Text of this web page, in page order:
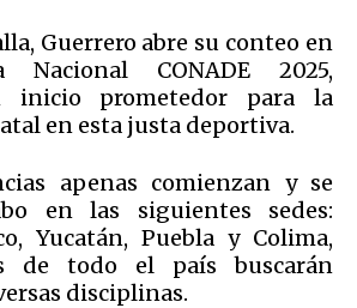
Guerrero abre su conteo en
Nacional CONADE 2025,
inicio prometedor para la
en esta justa deportiva.
apenas comienzan y se
en las siguientes sedes:
Yucatán, Puebla y Colima,
de todo el país buscarán
disciplinas.